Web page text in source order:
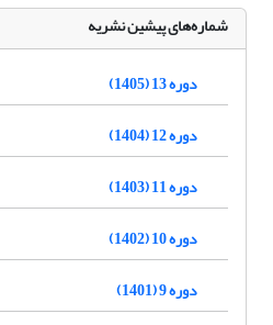
شماره‌های پیشین نشریه
دوره 13 (1405)
دوره 12 (1404)
دوره 11 (1403)
دوره 10 (1402)
دوره 9 (1401)